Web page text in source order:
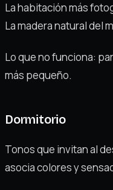
La habitación más
La madera natural del
Lo que no funciona:
más pequeño.
Dormitorio
Tonos que invitan al
asocia colores y